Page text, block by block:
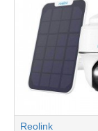
Reolink